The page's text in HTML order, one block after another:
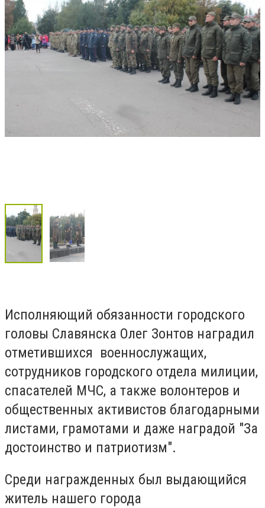
Исполняющий обязанности городского
головы Славянска Олег Зонтов наградил
отметившихся военнослужащих,
сотрудников городского отдела милиции,
спасателей МЧС, а также волонтеров и
общественных активистов благодарными
листами, грамотами и даже наградой "За
достоинство и патриотизм".
Среди награжденных был выдающийся
житель нашего города